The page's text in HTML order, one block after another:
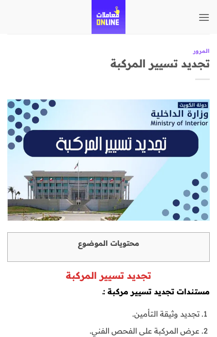
للمحتوى
المرور
تجديد تسيير المركبة
محتويات الموضوع
تجديد تسيير المركبة
مستندات تجديد تسيير مركبة :ـ
تجديد وثيقة التأمين.
عرض المركبة على الفحص الفني.